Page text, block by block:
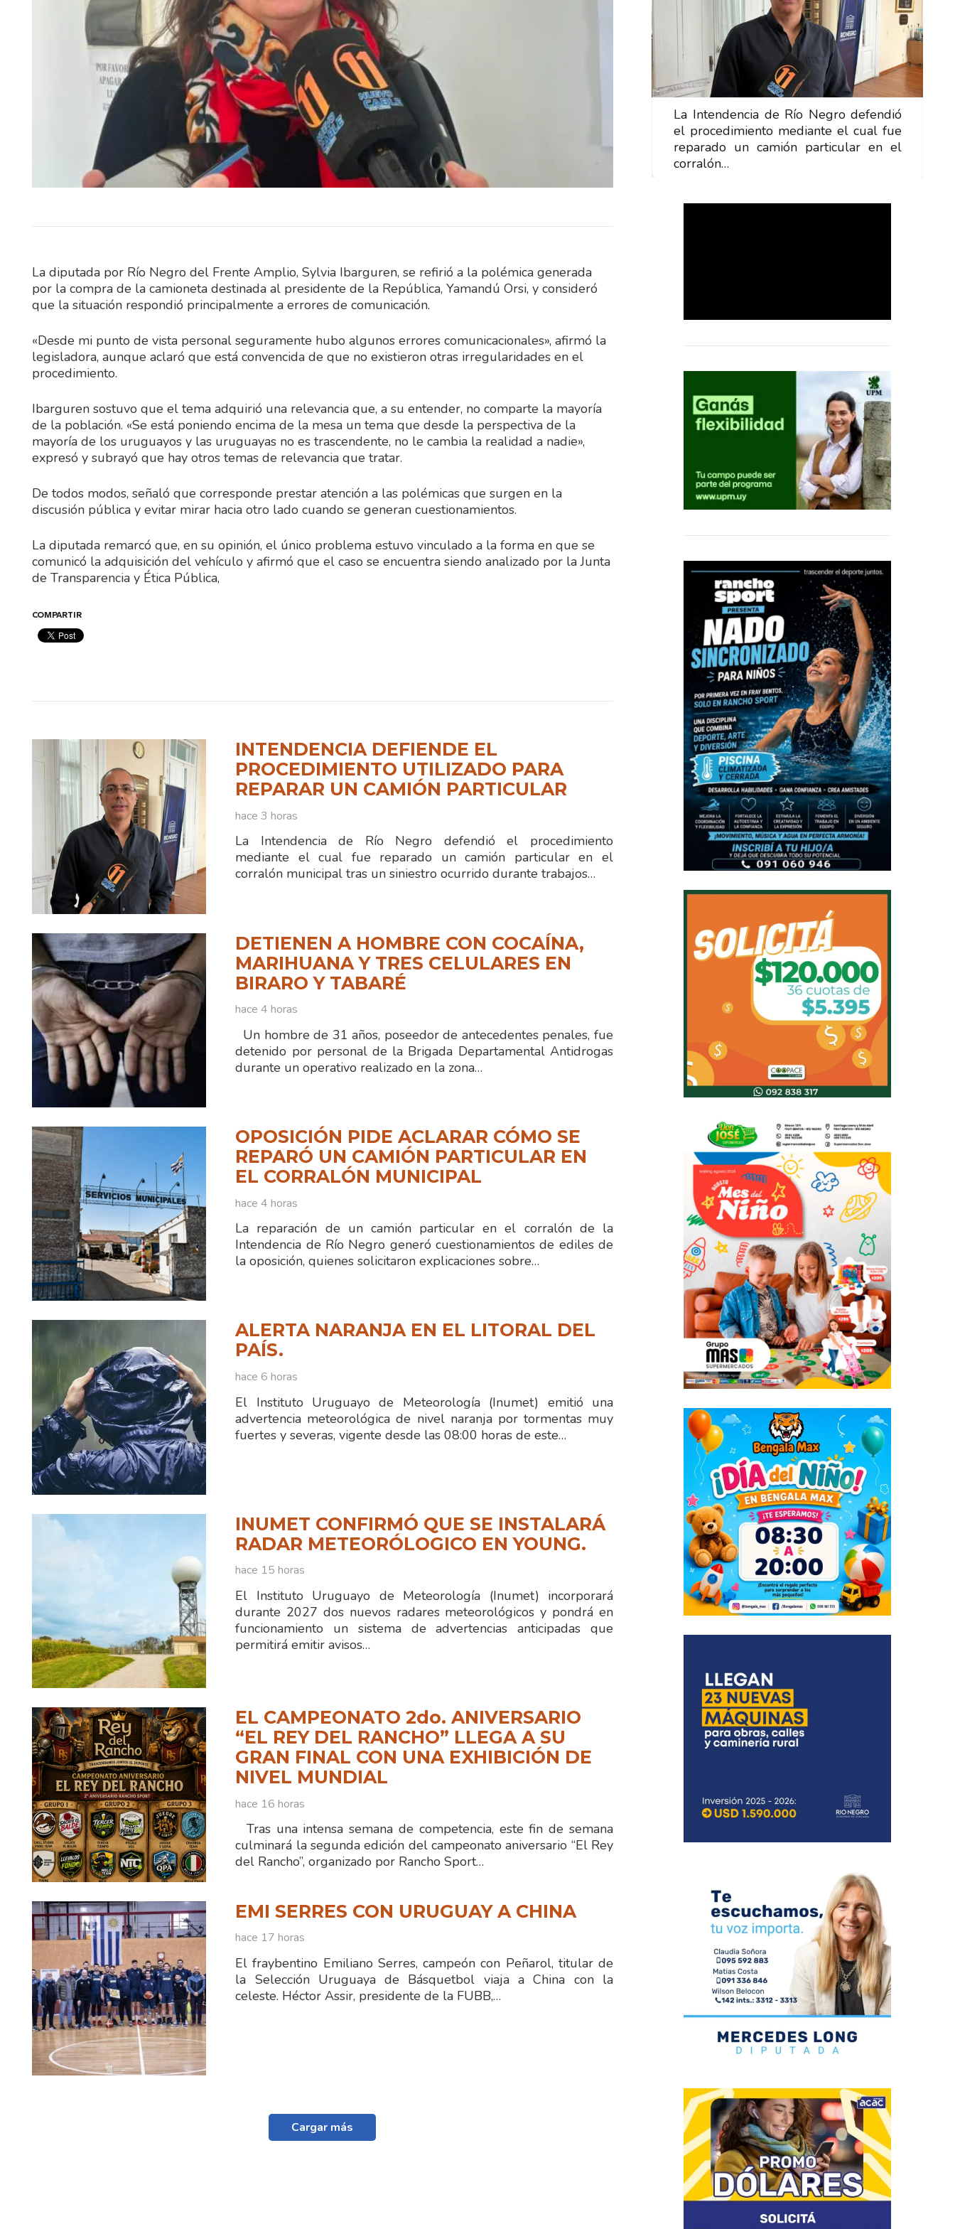
La diputada por Río Negro del Frente Amplio, Sylvia Ibarguren, se refirió a la polémica generada
por la compra de la camioneta destinada al presidente de la República, Yamandú Orsi, y consideró
que la situación respondió principalmente a errores de comunicación.
«Desde mi punto de vista personal seguramente hubo algunos errores comunicacionales», afirmó la
legisladora, aunque aclaró que está convencida de que no existieron otras irregularidades en el
procedimiento.
Ibarguren sostuvo que el tema adquirió una relevancia que, a su entender, no comparte la mayoría
de la población. «Se está poniendo encima de la mesa un tema que desde la perspectiva de la
mayoría de los uruguayos y las uruguayas no es trascendente, no le cambia la realidad a nadie»,
expresó y subrayó que hay otros temas de relevancia que tratar.
De todos modos, señaló que corresponde prestar atención a las polémicas que surgen en la
discusión pública y evitar mirar hacia otro lado cuando se generan cuestionamientos.
La diputada remarcó que, en su opinión, el único problema estuvo vinculado a la forma en que se
comunicó la adquisición del vehículo y afirmó que el caso se encuentra siendo analizado por la Junta
de Transparencia y Ética Pública,
COMPARTIR
INTENDENCIA DEFIENDE EL
PROCEDIMIENTO UTILIZADO PARA
REPARAR UN CAMIÓN PARTICULAR
hace 3 horas
La Intendencia de Río Negro defendió el procedimiento
mediante el cual fue reparado un camión particular en el
corralón municipal tras un siniestro ocurrido durante trabajos…
DETIENEN A HOMBRE CON COCAÍNA,
MARIHUANA Y TRES CELULARES EN
BIRARO Y TABARÉ
hace 4 horas
Un hombre de 31 años, poseedor de antecedentes penales, fue
detenido por personal de la Brigada Departamental Antidrogas
durante un operativo realizado en la zona…
OPOSICIÓN PIDE ACLARAR CÓMO SE
REPARÓ UN CAMIÓN PARTICULAR EN
EL CORRALÓN MUNICIPAL
hace 4 horas
La reparación de un camión particular en el corralón de la
Intendencia de Río Negro generó cuestionamientos de ediles de
la oposición, quienes solicitaron explicaciones sobre…
ALERTA NARANJA EN EL LITORAL DEL
PAÍS.
hace 6 horas
El Instituto Uruguayo de Meteorología (Inumet) emitió una
advertencia meteorológica de nivel naranja por tormentas muy
fuertes y severas, vigente desde las 08:00 horas de este…
INUMET CONFIRMÓ QUE SE INSTALARÁ
RADAR METEORÓLOGICO EN YOUNG.
hace 15 horas
El Instituto Uruguayo de Meteorología (Inumet) incorporará
durante 2027 dos nuevos radares meteorológicos y pondrá en
funcionamiento un sistema de advertencias anticipadas que
permitirá emitir avisos…
EL CAMPEONATO 2do. ANIVERSARIO
“EL REY DEL RANCHO” LLEGA A SU
GRAN FINAL CON UNA EXHIBICIÓN DE
NIVEL MUNDIAL
hace 16 horas
Tras una intensa semana de competencia, este fin de semana
culminará la segunda edición del campeonato aniversario “El Rey
del Rancho”, organizado por Rancho Sport…
EMI SERRES CON URUGUAY A CHINA
hace 17 horas
El fraybentino Emiliano Serres, campeón con Peñarol, titular de
la Selección Uruguaya de Básquetbol viaja a China con la
celeste. Héctor Assir, presidente de la FUBB,…
Cargar más
La Intendencia de Río Negro defendió
el procedimiento mediante el cual fue
reparado un camión particular en el
corralón…
La Intendencia de Río Negro defendió
el procedimiento mediante el cual fue
reparado un camión particular en el
corralón…
La Intendencia de Río Negro defendió
el procedimiento mediante el cual fue
reparado un camión particular en el
corralón…